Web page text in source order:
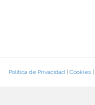
Política de Privacidad| Cookies|